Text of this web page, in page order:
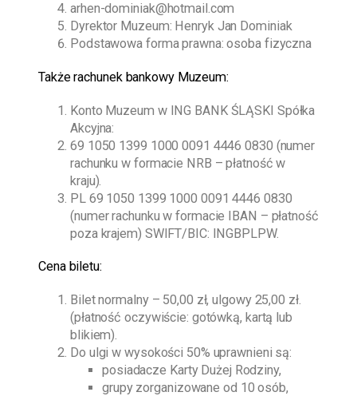
arhen-dominiak@hotmail.com
Dyrektor Muzeum: Henryk Jan Dominiak
Podstawowa forma prawna: osoba fizyczna
Także rachunek bankowy Muzeum:
Konto Muzeum w ING BANK ŚLĄSKI Spółka
Akcyjna:
69 1050 1399 1000 0091 4446 0830 (numer
rachunku w formacie NRB – płatność w
kraju).
PL 69 1050 1399 1000 0091 4446 0830
(numer rachunku w formacie IBAN – płatność
poza krajem) SWIFT/BIC: INGBPLPW.
Cena biletu:
Bilet normalny – 50,00 zł, ulgowy 25,00 zł.
(płatność oczywiście: gotówką, kartą lub
blikiem).
Do ulgi w wysokości 50% uprawnieni są:
posiadacze Karty Dużej Rodziny,
grupy zorganizowane od 10 osób,